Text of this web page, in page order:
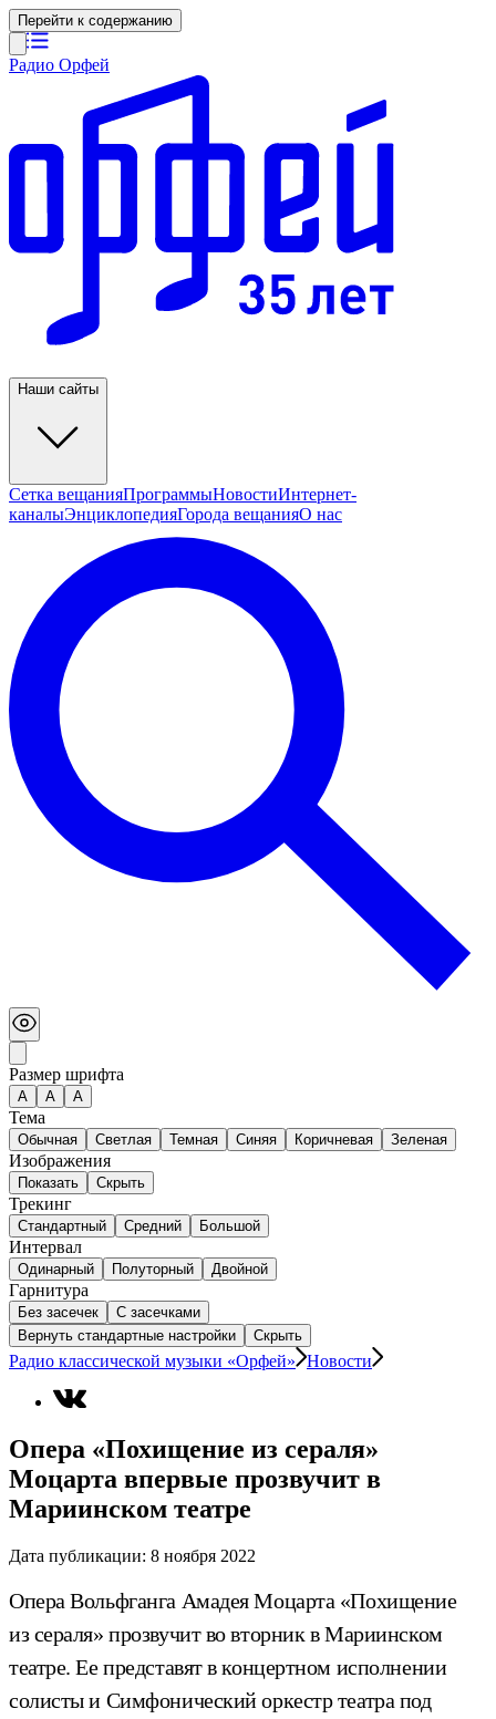
Перейти к содержанию
Радио Орфей
Наши сайты
Сетка вещанияПрограммыНовостиИнтернет-
каналыЭнциклопедияГорода вещанияО нас
Размер шрифта
А A A
Тема
Обычная Светлая Темная Синяя Коричневая Зеленая
Изображения
Показать Скрыть
Трекинг
Стандартный Средний Большой
Интервал
Одинарный Полуторный Двойной
Гарнитура
Без засечек
С засечками
Вернуть стандартные настройки
Скрыть
Радио классической музыки «Орфей» Новости
Опера «Похищение из сераля»
Моцарта впервые прозвучит в
Мариинском театре
Дата публикации: 8 ноября 2022
Опера Вольфганга Амадея Моцарта «Похищение
из сераля» прозвучит во вторник в Мариинском
театре. Ее представят в концертном исполнении
солисты и Симфонический оркестр театра под